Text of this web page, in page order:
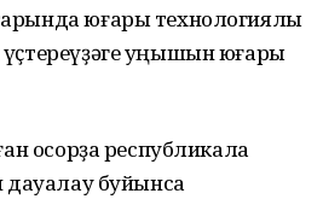
юғары технологиялы
уңышын юғары
осорҙа республикала
дауалау буйынса